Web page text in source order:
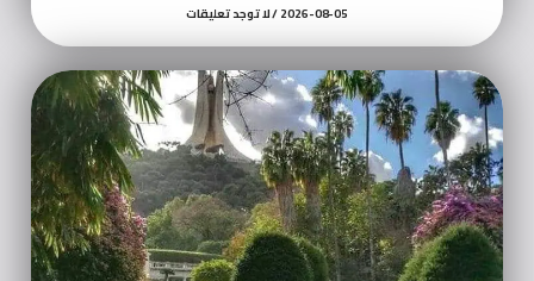
2026-08-05 لا توجد تعليقات